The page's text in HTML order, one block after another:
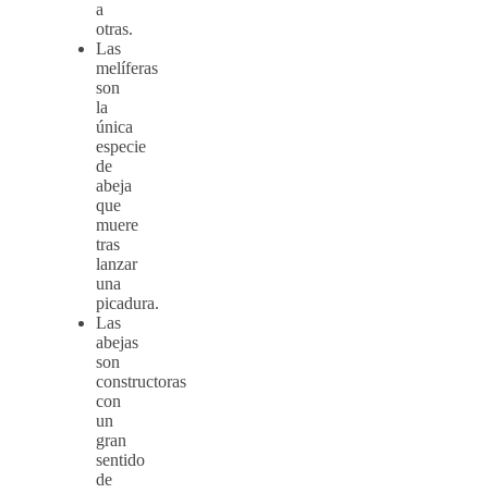
a
otras.
Las
melíferas
son
la
única
especie
de
abeja
que
muere
tras
lanzar
una
picadura.
Las
abejas
son
constructoras
con
un
gran
sentido
de